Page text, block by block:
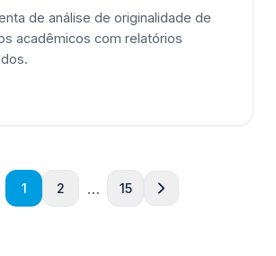
de análise de originalidade de
acadêmicos com relatórios
1 2 … 15